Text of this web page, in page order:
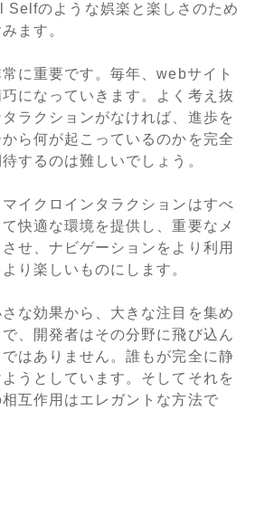
Selfのような娯楽と楽しさのため
ます。
に重要です。毎年、webサイト
になっていきます。よく考え抜
ラクションがなければ、進歩を
ら何が起こっているのかを完全
するのは難しいでしょう。
イクロインタラクションはすべ
快適な環境を提供し、重要なメ
せ、ナビゲーションをより利用
り楽しいものにします。
な効果から、大きな注目を集め
、開発者はその分野に飛び込ん
はありません。誰もが完全に静
うとしています。そしてそれを
互作用はエレガントな方法で